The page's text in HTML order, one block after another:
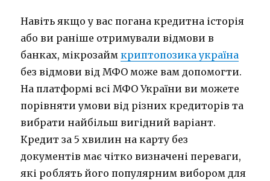
Навіть якщо у вас погана кредитна історія
або ви раніше отримували відмови в
банках, мікрозаймкриптопозика україна
без відмови від МФО може вам допомогти.
На платформі всі МФО України ви можете
порівняти умови від різних кредиторів та
вибрати найбільш вигідний варіант.
Кредит за 5 хвилин на карту без
документів має чітко визначені переваги,
які роблять його популярним вибором для